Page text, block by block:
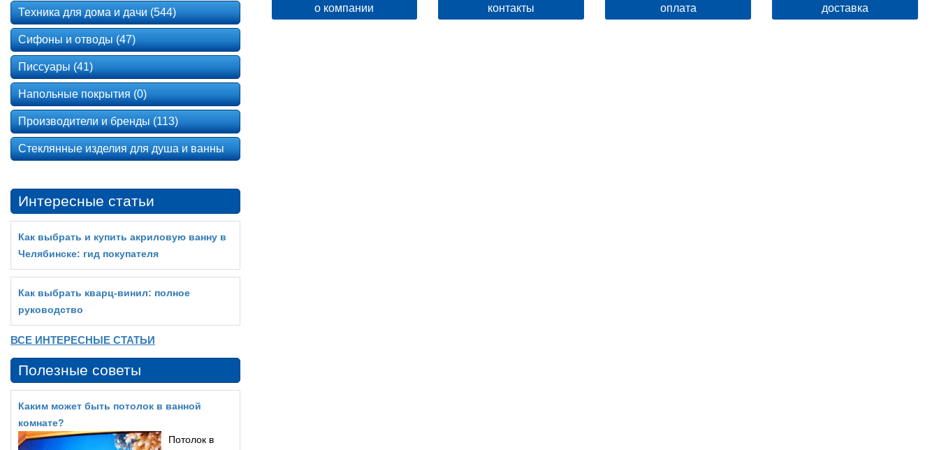
о компании контакты оплата доставка
Техника для дома и дачи (544)
Сифоны и отводы (47)
Писсуары (41)
Напольные покрытия (0)
Производители и бренды (113)
Стеклянные изделия для душа и ванны
Интересные статьи
Как выбрать и купить акриловую ванну в
Челябинске: гид покупателя
Как выбрать кварц‑винил: полное
руководство
ВСЕ ИНТЕРЕСНЫЕ СТАТЬИ
Полезные советы
Каким может быть потолок в ванной
комнате?
Потолок в